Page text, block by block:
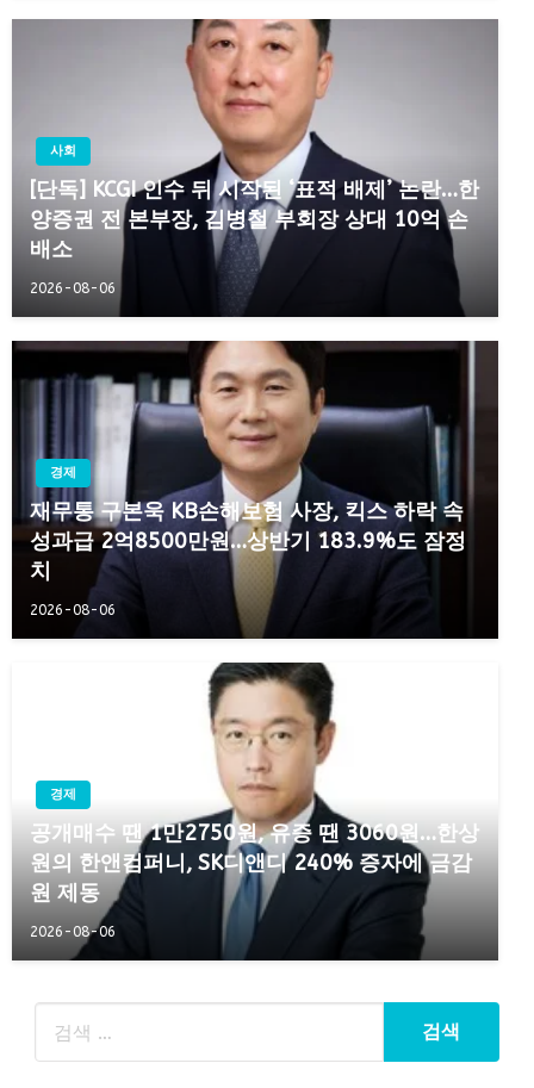
사회
[단독] KCGI 인수 뒤 시작된 ‘표적 배제’ 논란…한
양증권 전 본부장, 김병철 부회장 상대 10억 손
배소
2026-08-06
경제
재무통 구본욱 KB손해보험 사장, 킥스 하락 속
성과급 2억8500만원…상반기 183.9%도 잠정
치
2026-08-06
경제
공개매수 땐 1만2750원, 유증 땐 3060원…한상
원의 한앤컴퍼니, SK디앤디 240% 증자에 금감
원 제동
2026-08-06